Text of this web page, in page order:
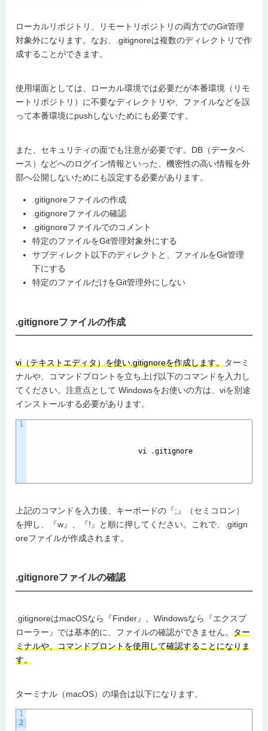
ローカルリポジトリ、リモートリポジトリの両方でのGit管理
対象外になります。なお、.gitignoreは複数のディレクトリで作
成することができます。
使用場面としては、ローカル環境では必要だが本番環境（リモ
ートリポジトリ）に不要なディレクトリや、ファイルなどを誤
って本番環境にpushしないためにも必要です。
また、セキュリティの面でも注意が必要です。DB（データベ
ース）などへのログイン情報といった、機密性の高い情報を外
部へ公開しないためにも設定する必要があります。
.gitignoreファイルの作成
.gitignoreファイルの確認
.gitignoreファイルでのコメント
特定のファイルをGit管理対象外にする
サブディレクト以下のディレクトと、ファイルをGit管理
下にする
特定のファイルだけをGit管理外にしない
.gitignoreファイルの作成
vi（テキストエディタ）を使い.gitignoreを作成します。
ターミ
ナルや、コマンドプロントを立ち上げ以下のコマンドを入力し
てください。注意点として Windowsをお使いの方は、viを別途
インストールする必要があります。
1
vi .gitignore
上記のコマンドを入力後、キーボードの『;』（セミコロン）
を押し、『w』、『!』と順に押してください。これで、.gitign
oreファイルが作成されます。
.gitignoreファイルの確認
.gitignoreはmacOSなら『Finder』、Windowsなら『エクスプ
ローラー』では基本的に、ファイルの確認ができません。
ター
ミナルや、コマンドプロントを使用して確認することになりま
す。
ターミナル（macOS）の場合は以下になります。
1
2